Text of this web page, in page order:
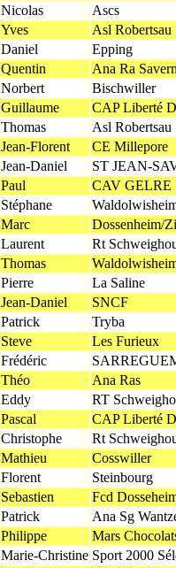
Nicolas
Ascs
Yves
Asl Robertsau
Daniel
Epping
Quentin
Ana Ra
Norbert
Bischwiller
Guillaume
CAP Liberté
Thomas
Asl Robertsau
Jean-Florent
CE Millepore
Jean-Daniel
ST JEAN-
Paul
CAV GELRE
Stéphane
Marc
Dossenheim/
Laurent
Rt
Thomas
Pierre
La Saline
Jean-Daniel
SNCF
Patrick
Tryba
Steve
Les Furieux
Frédéric
Théo
Ana Ras
Eddy
RT
Pascal
CAP Liberté
Christophe
Rt
Mathieu
Cosswiller
Florent
Steinbourg
Sebastien
Fcd
Patrick
Ana Sg
Philippe
Mars
Marie-Christine Sport 2000